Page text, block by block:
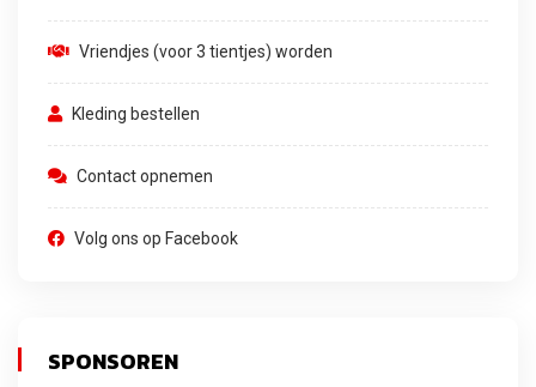
Vriendjes (voor 3 tientjes) worden
Kleding bestellen
Contact opnemen
Volg ons op Facebook
SPONSOREN